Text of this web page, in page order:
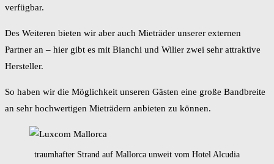
verfügbar.
Des Weiteren bieten wir aber auch Mieträder unserer externen
Partner an – hier gibt es mit Bianchi und Wilier zwei sehr attraktive
Hersteller.
So haben wir die Möglichkeit unseren Gästen eine große Bandbreite
an sehr hochwertigen Mieträdern anbieten zu können.
traumhafter Strand auf Mallorca unweit vom Hotel Alcudia